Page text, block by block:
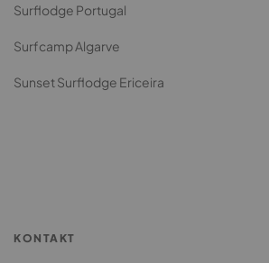
Surflodge Portugal
Surfcamp Algarve
Sunset Surflodge Ericeira
KONTAKT
Puresurfcamps - finde das beste Surfcamp